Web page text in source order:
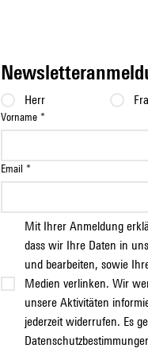
Herr
Vorname *
Email *
Mit Ihrer Anmeldung
dass wir Ihre Daten in
und bearbeiten, sowie
Medien verlinken. Wir
unsere Aktivitäten
jederzeit widerrufen. Es